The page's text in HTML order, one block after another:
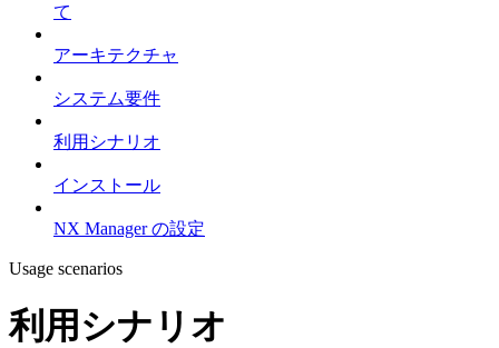
て
アーキテクチャ
システム要件
利用シナリオ
インストール
NX Manager の設定
Usage scenarios
利用シナリオ